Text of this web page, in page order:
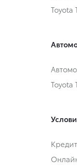
Toyota
Toyota